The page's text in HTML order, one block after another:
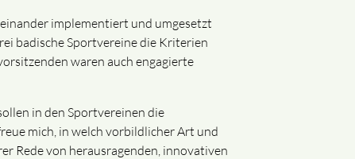
implementiert und umgesetzt
badische Sportvereine die Kriterien
waren auch engagierte
in den Sportvereinen die
mich, in welch vorbildlicher Art und
Rede von herausragenden, innovativen